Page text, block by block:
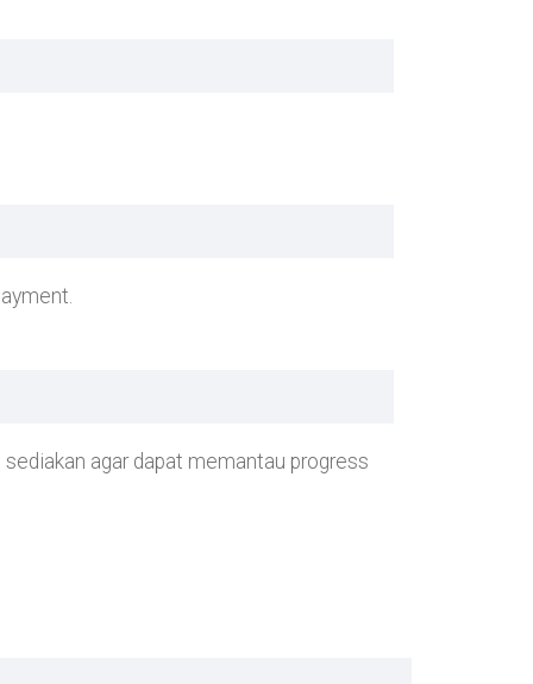
agar dapat memantau progress